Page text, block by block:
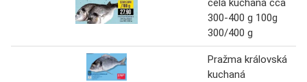
celá kuchaná cca
300-400 g 100g
300/400 g
Pražma královská
kuchaná